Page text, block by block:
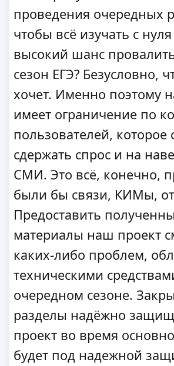
проведения очередных
чтобы всё изучать с
высокий шанс
сезон ЕГЭ? Безусловно,
хочет. Именно поэтому
имеет ограничение по
пользователей, которое
сдержать спрос и на
СМИ. Это всё, конечно,
были бы связи, КИМы,
Предоставить
материалы наш проект
каких-либо проблем,
техническими
очередном сезоне.
разделы надёжно
проект во время
будет под надежной